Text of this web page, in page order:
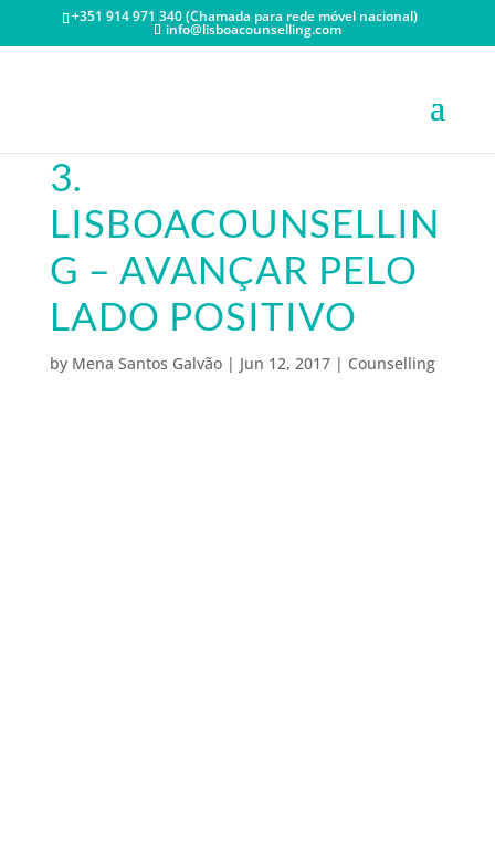
+351 914 971 340 (Chamada para rede móvel nacional)
info@lisboacounselling.com
3.
LISBOACOUNSELLIN
G – AVANÇAR PELO
LADO POSITIVO
by Mena Santos Galvão| Jun 12, 2017| Counselling